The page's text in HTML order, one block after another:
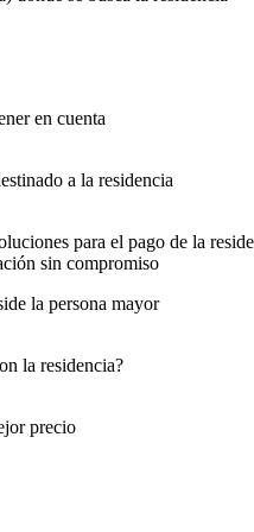
en cuenta
a la residencia
para el pago de la
sin compromiso
la persona mayor
la residencia?
precio